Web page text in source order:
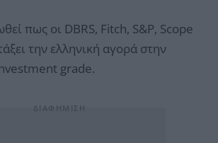
πως οι DBRS, Fitch, S&P, Scope
την ελληνική αγορά στην
grade.